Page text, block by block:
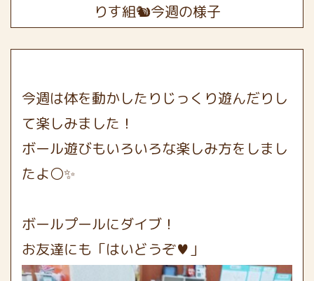
りす組🐿今週の様子
今週は体を動かしたりじっくり遊んだりし
て楽しみました！
ボール遊びもいろいろな楽しみ方をしまし
たよ⚪✨
ボールプールにダイブ！
お友達にも「はいどうぞ♥」